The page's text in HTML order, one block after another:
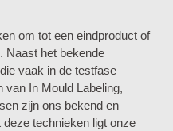
om tot een eindproduct of
Naast het bekende
vaak in de testfase
van In Mould Labeling,
zijn ons bekend en
technieken ligt onze